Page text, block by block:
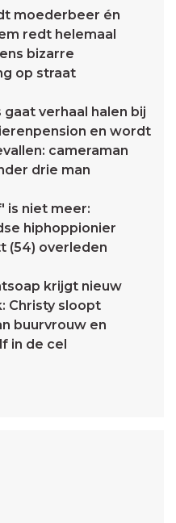
moederbeer én
redt helemaal
bizarre
op straat
gaat verhaal halen bij
en wordt
cameraman
drie man
is niet meer:
hiphoppionier
(54) overleden
krijgt nieuw
Christy sloopt
buurvrouw en
in de cel